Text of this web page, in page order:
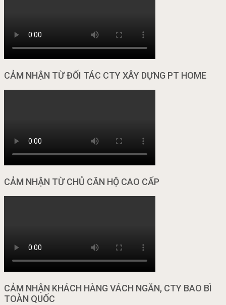
CẢM NHẬN TỪ ĐỐI TÁC CTY XÂY DỰNG PT HOME
CẢM NHẬN TỪ CHỦ CĂN HỘ CAO CẤP
CẢM NHẬN KHÁCH HÀNG VÁCH NGĂN, CTY BAO BÌ
TOÀN QUỐC